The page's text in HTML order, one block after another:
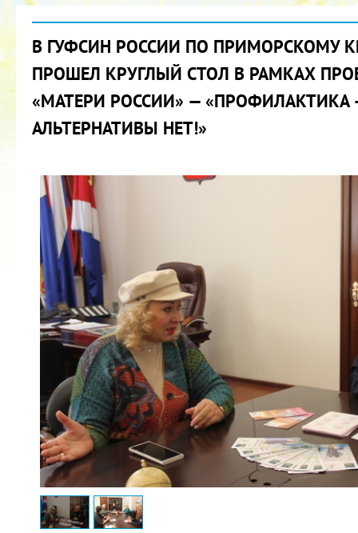
В ГУФСИН РОССИИ ПО ПРИМОРСКОМУ
ПРОШЕЛ КРУГЛЫЙ СТОЛ В РАМКАХ
«МАТЕРИ РОССИИ» — «ПРОФИЛАКТИКА
АЛЬТЕРНАТИВЫ НЕТ!»
2022 ГОД ПРОВОЗГЛАШЕН ГОДОМ
19.12.2021